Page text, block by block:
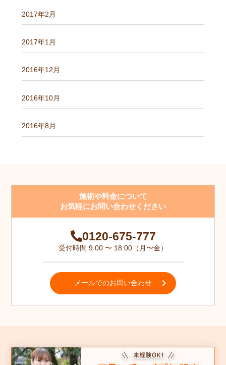
2017年2月
2017年1月
2016年12月
2016年10月
2016年8月
施術や料金について
お気軽にお問い合わせください
0120-675-777
受付時間 9:00 〜 18:00（月〜金）
メールでのお問い合わせ